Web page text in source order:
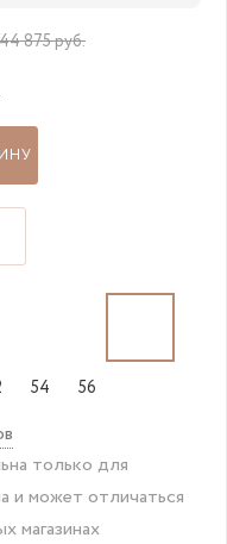
44 875руб.
54 56
только для
и может отличаться
магазинах